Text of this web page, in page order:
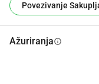
Povezivanje
Ažuriranjainfo